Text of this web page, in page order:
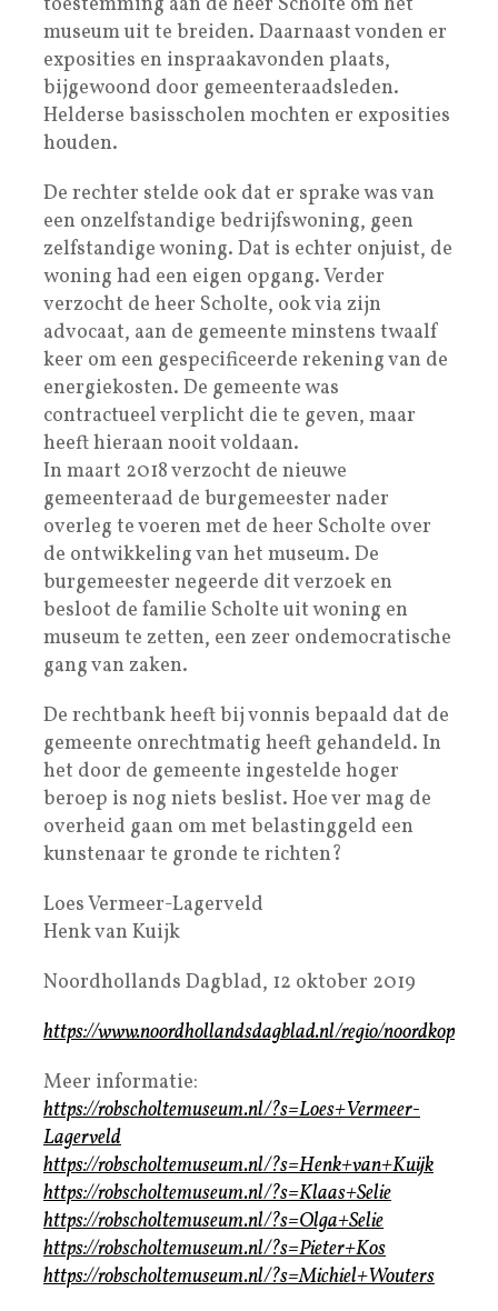
museum uit te breiden. Daarnaast vonden er
exposities en inspraakavonden plaats,
bijgewoond door gemeenteraadsleden.
Helderse basisscholen mochten er exposities
houden.
De rechter stelde ook dat er sprake was van
een onzelfstandige bedrijfswoning, geen
zelfstandige woning. Dat is echter onjuist, de
woning had een eigen opgang. Verder
verzocht de heer Scholte, ook via zijn
advocaat, aan de gemeente minstens twaalf
keer om een gespecificeerde rekening van de
energiekosten. De gemeente was
contractueel verplicht die te geven, maar
heeft hieraan nooit voldaan.
In maart 2018 verzocht de nieuwe
gemeenteraad de burgemeester nader
overleg te voeren met de heer Scholte over
de ontwikkeling van het museum. De
burgemeester negeerde dit verzoek en
besloot de familie Scholte uit woning en
museum te zetten, een zeer ondemocratische
gang van zaken.
De rechtbank heeft bij vonnis bepaald dat de
gemeente onrechtmatig heeft gehandeld. In
het door de gemeente ingestelde hoger
beroep is nog niets beslist. Hoe ver mag de
overheid gaan om met belastinggeld een
kunstenaar te gronde te richten?
Loes Vermeer-Lagerveld
Henk van Kuijk
Noordhollands Dagblad, 12 oktober 2019
https://www.noordhollandsdagblad.nl/regio/noordkop
Meer informatie:
https://robscholtemuseum.nl/?s=Loes+Vermeer-
Lagerveld
https://robscholtemuseum.nl/?s=Henk+van+Kuijk
https://robscholtemuseum.nl/?s=Klaas+Selie
https://robscholtemuseum.nl/?s=Olga+Selie
https://robscholtemuseum.nl/?s=Pieter+Kos
https://robscholtemuseum.nl/?s=Michiel+Wouters